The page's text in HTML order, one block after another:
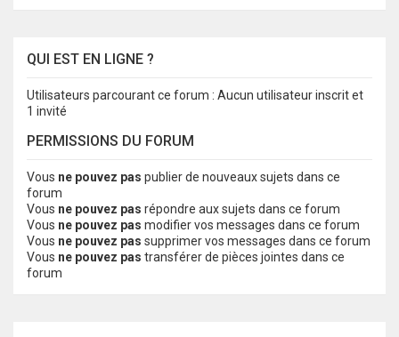
QUI EST EN LIGNE ?
Utilisateurs parcourant ce forum : Aucun utilisateur inscrit et
1 invité
PERMISSIONS DU FORUM
Vous ne pouvez pas publier de nouveaux sujets dans ce
forum
Vous ne pouvez pas répondre aux sujets dans ce forum
Vous ne pouvez pas modifier vos messages dans ce forum
Vous ne pouvez pas supprimer vos messages dans ce forum
Vous ne pouvez pas transférer de pièces jointes dans ce
forum